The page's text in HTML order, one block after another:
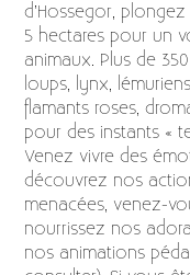
d’Hossegor,
5 hectares pour un
animaux. Plus de
loups, lynx,
flamants roses,
pour des instants «
Venez vivre des
découvrez nos
menacées, venez-
nourrissez nos
nos animations